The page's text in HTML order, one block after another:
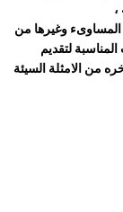
،
المساوىء وغيرها من
لتقديم
من الامثلة السيئة